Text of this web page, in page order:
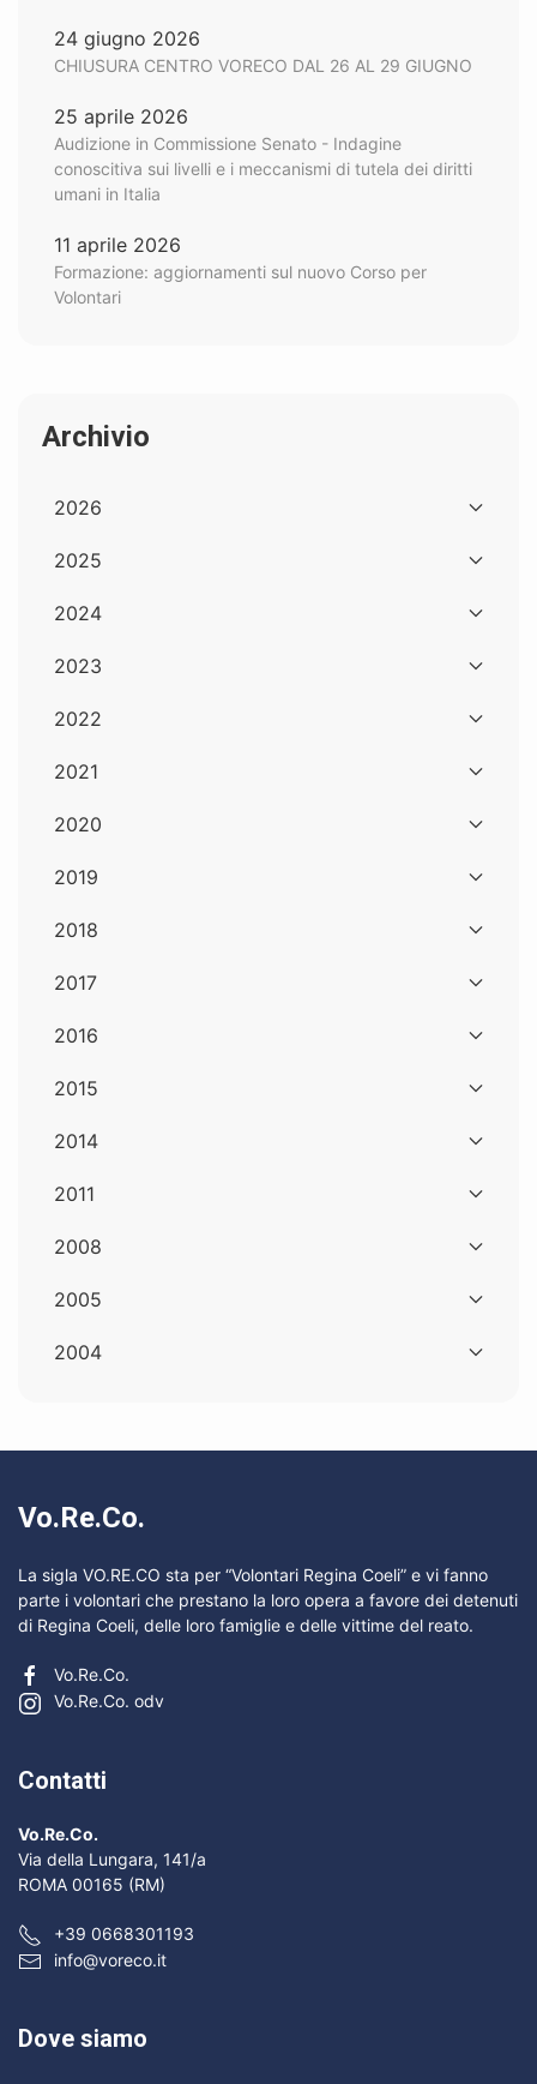
24 giugno 2026
CHIUSURA CENTRO VORECO DAL 26 AL 29 GIUGNO
25 aprile 2026
Audizione in Commissione Senato - Indagine
conoscitiva sui livelli e i meccanismi di tutela dei diritti
umani in Italia
11 aprile 2026
Formazione: aggiornamenti sul nuovo Corso per
Volontari
Archivio
2026
2025
2024
2023
2022
2021
2020
2019
2018
2017
2016
2015
2014
2011
2008
2005
2004
Vo.Re.Co.
La sigla VO.RE.CO sta per “Volontari Regina Coeli” e vi fanno
parte i volontari che prestano la loro opera a favore dei detenuti
di Regina Coeli, delle loro famiglie e delle vittime del reato.
Vo.Re.Co.
Vo.Re.Co. odv
Contatti
Vo.Re.Co.
Via della Lungara, 141/a
ROMA 00165 (RM)
+39 0668301193
info@voreco.it
Dove siamo